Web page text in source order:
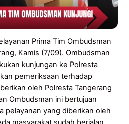
Prima Tim Ombudsman
Kamis (7/09). Ombudsman
kunjungan ke Polresta
pemeriksaan terhadap
oleh Polresta Tangerang
Ombudsman ini bertujuan
pelayanan yang diberikan oleh